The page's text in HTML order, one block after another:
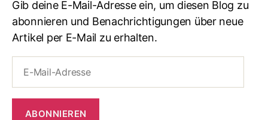
Gib deine E-Mail-Adresse ein, um diesen Blog zu
abonnieren und Benachrichtigungen über neue
Artikel per E-Mail zu erhalten.
Mail-
ABONNIEREN